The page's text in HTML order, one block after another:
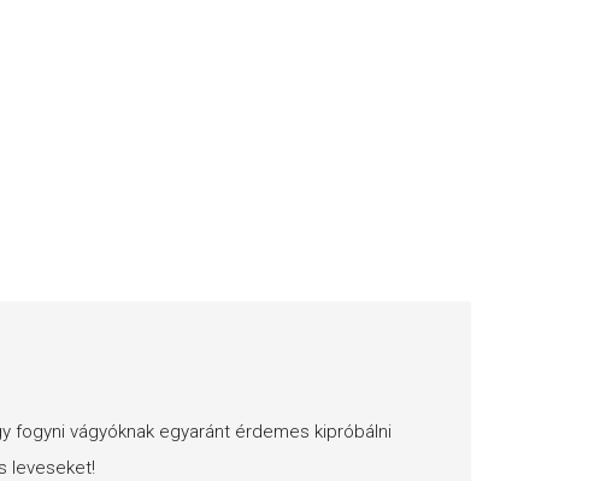
fogyni vágyóknak egyaránt érdemes kipróbálni
leveseket!